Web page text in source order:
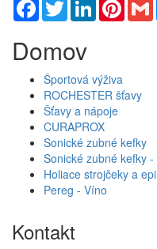
Domov
Športová výživa
ROCHESTER šťavy
Šťavy a nápoje
CURAPROX
Sonické zubné kefky
Sonické zubné kefky
Holiace strojčeky a
Pereg - Víno
Kontakt